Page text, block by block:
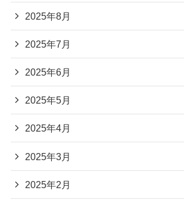
2025年8月
2025年7月
2025年6月
2025年5月
2025年4月
2025年3月
2025年2月